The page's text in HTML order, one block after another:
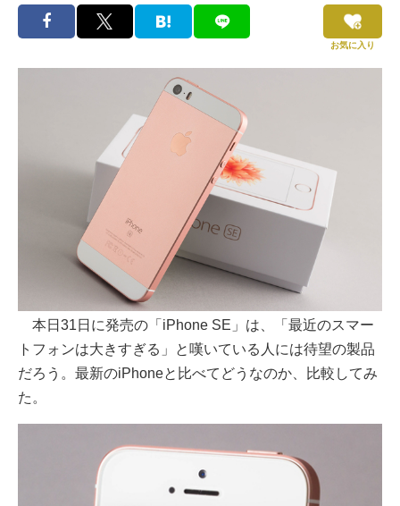
お気に入り
本日31日に発売の「iPhone SE」は、「最近のスマー
トフォンは大きすぎる」と嘆いている人には待望の製品
だろう。最新のiPhoneと比べてどうなのか、比較してみ
た。